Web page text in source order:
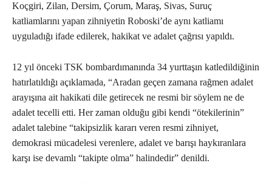
Koçgiri, Zilan, Dersim, Çorum, Maraş, Sivas, Suruç
katliamlarını yapan zihniyetin Roboski’de aynı katliamı
uyguladığı ifade edilerek, hakikat ve adalet çağrısı yapıldı.
12 yıl önceki TSK bombardımanında 34 yurttaşın katledildiğinin
hatırlatıldığı açıklamada, “Aradan geçen zamana rağmen adalet
arayışına ait hakikati dile getirecek ne resmi bir söylem ne de
adalet tecelli etti. Her zaman olduğu gibi kendi “ötekilerinin”
adalet talebine “takipsizlik kararı veren resmi zihniyet,
demokrasi mücadelesi verenlere, adalet ve barışı haykıranlara
karşı ise devamlı “takipte olma” halindedir” denildi.